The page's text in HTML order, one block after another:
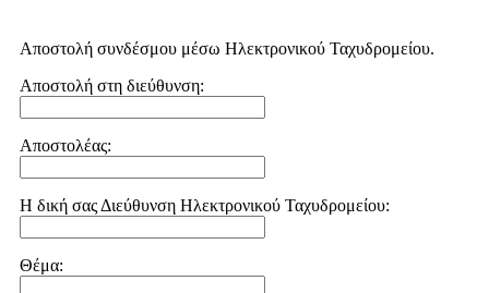
Αποστολή συνδέσμου μέσω Ηλεκτρονικού Ταχυδρομείου.
Αποστολή στη διεύθυνση:
Αποστολέας:
Η δική σας Διεύθυνση Ηλεκτρονικού Ταχυδρομείου:
Θέμα: